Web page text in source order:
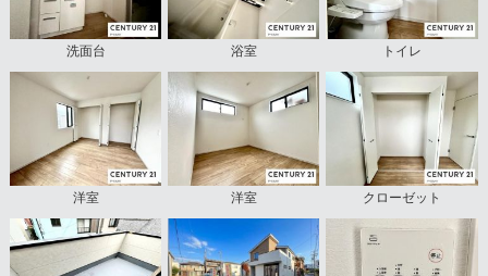
洗面台 浴室 トイレ
洋室 洋室 クローゼット